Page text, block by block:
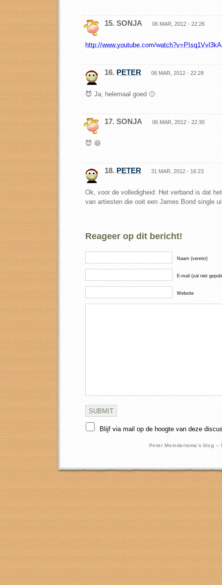
15. SONJA 06 MAR, 2012 - 22:26
http://www.youtube.com/
16. PETER 06 MAR, 2012 - 22:28
😈 Ja, helemaal goed 🙂
17. SONJA 06 MAR, 2012 - 22:30
😈 😆
18. PETER 31 MAR, 2012 - 16:23
Ok, voor de volledigheid: Het verband is dat
van artiesten die ooit een James Bond single
Reageer op dit bericht!
Naam (vereist)
E-mail (zal niet
Website
Blijf via mail op de hoogte van deze
Peter Meindertsma's blog